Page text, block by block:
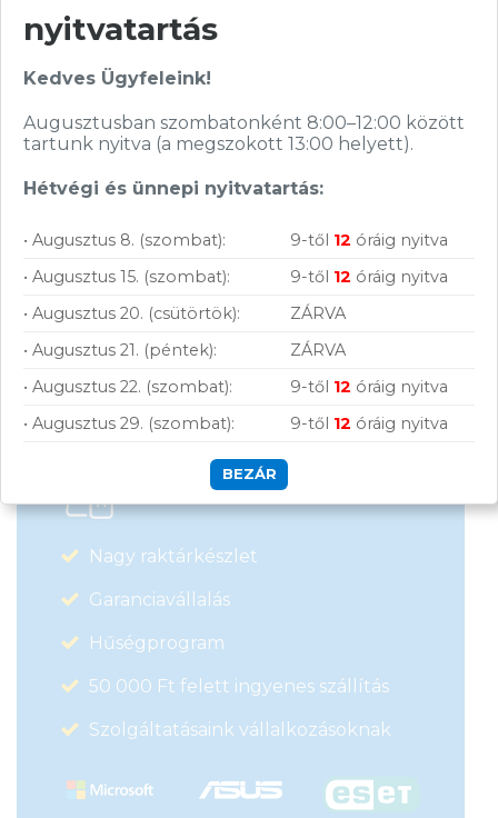
Hírlevelünkről bármikor leiratkozhatsz.
adatkezelési tájékoztatót.
FELIRATKOZOM
Vásárolj nálunk!
Nagy raktárkészlet
Garanciavállalás
Hűségprogram
50 000 Ft felett ingyenes szállítás
Szolgáltatásaink vállalkozásoknak
nyitvatartás
Kedves Ügyfeleink!
Augusztusban szombatonként 8:00–12:00 között
tartunk nyitva (a megszokott 13:00 helyett).
Hétvégi és ünnepi nyitvatartás:
• Augusztus 8. (szombat): 9-től 12 óráig nyitva
• Augusztus 15. (szombat):
9-től 12 óráig nyitva
• Augusztus 20. (csütörtök):
ZÁRVA
• Augusztus 21. (péntek):
ZÁRVA
• Augusztus 22. (szombat):
9-től 12 óráig nyitva
• Augusztus 29. (szombat):
9-től 12 óráig nyitva
BEZÁR